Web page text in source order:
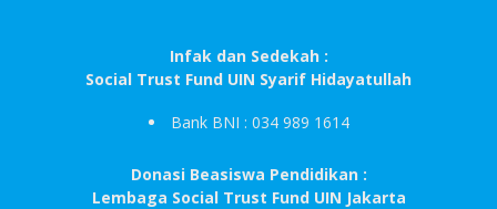
Infak dan Sedekah :
Social Trust Fund UIN Syarif Hidayatullah
Bank BNI : 034 989 1614
Donasi Beasiswa Pendidikan :
Lembaga Social Trust Fund UIN Jakarta